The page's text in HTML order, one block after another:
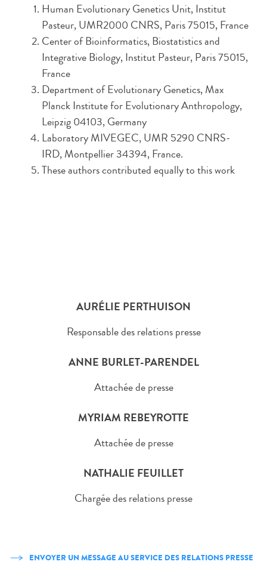
Human Evolutionary Genetics Unit, Institut
Pasteur, UMR2000 CNRS, Paris 75015, France
Center of Bioinformatics, Biostatistics and
Integrative Biology, Institut Pasteur, Paris 75015,
France
Department of Evolutionary Genetics, Max
Planck Institute for Evolutionary Anthropology,
Leipzig 04103, Germany
Laboratory MIVEGEC, UMR 5290 CNRS-
IRD, Montpellier 34394, France.
These authors contributed equally to this work
AURÉLIE PERTHUISON
Responsable des relations presse
ANNE BURLET-PARENDEL
Attachée de presse
MYRIAM REBEYROTTE
Attachée de presse
NATHALIE FEUILLET
Chargée des relations presse
ENVOYER UN MESSAGE AU SERVICE DES RELATIONS PRESSE